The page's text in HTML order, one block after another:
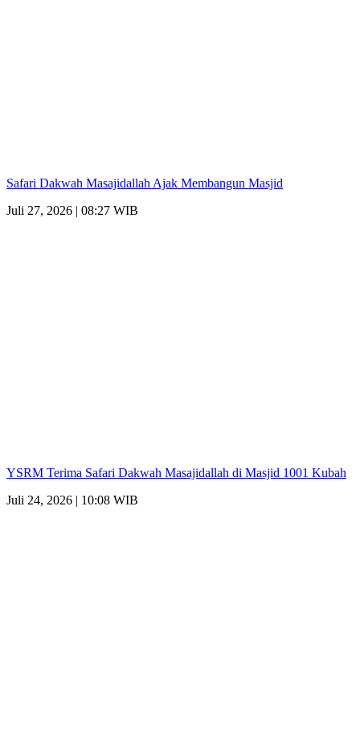
Safari Dakwah Masajidallah Ajak Membangun Masjid
Juli 27, 2026 | 08:27 WIB
YSRM Terima Safari Dakwah Masajidallah di Masjid 1001 Kubah
Juli 24, 2026 | 10:08 WIB